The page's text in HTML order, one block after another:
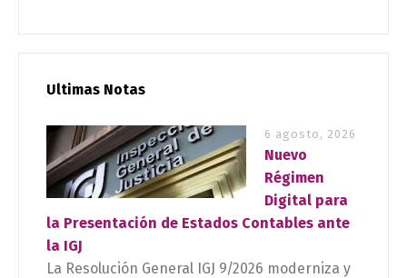
Ultimas Notas
6 agosto, 2026
Nuevo
Régimen
Digital para
la Presentación de Estados Contables ante
la IGJ
La Resolución General IGJ 9/2026 moderniza y